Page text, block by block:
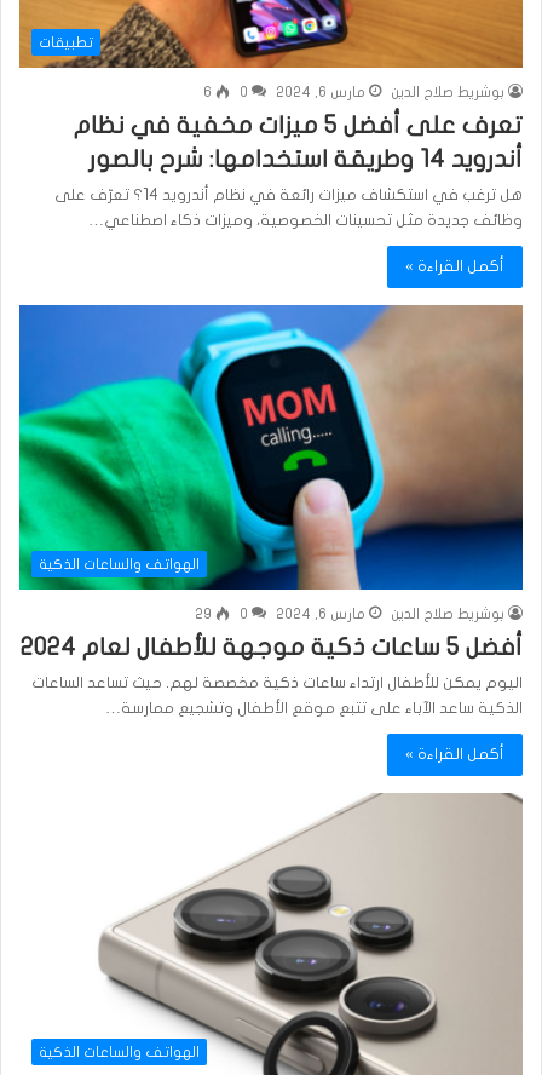
تطبيقات
بوشريط صلاح الدين مارس 6, 2024 0
6
تعرف على أفضل 5 ميزات مخفية في نظام
أندرويد 14 وطريقة استخدامها: شرح بالصور
هل ترغب في استكشاف ميزات رائعة في نظام أندرويد 14؟ تعرّف على
وظائف جديدة مثل تحسينات الخصوصية، وميزات ذكاء اصطناعي…
أكمل القراءة »
الهواتف والساعات الذكية
بوشريط صلاح الدين مارس 6, 2024 0
29
أفضل 5 ساعات ذكية موجهة للأطفال لعام 2024
اليوم يمكن للأطفال ارتداء ساعات ذكية مخصصة لهم. حيث تساعد الساعات
الذكية ساعد الآباء على تتبع موقع الأطفال وتشجيع ممارسة…
أكمل القراءة »
الهواتف والساعات الذكية